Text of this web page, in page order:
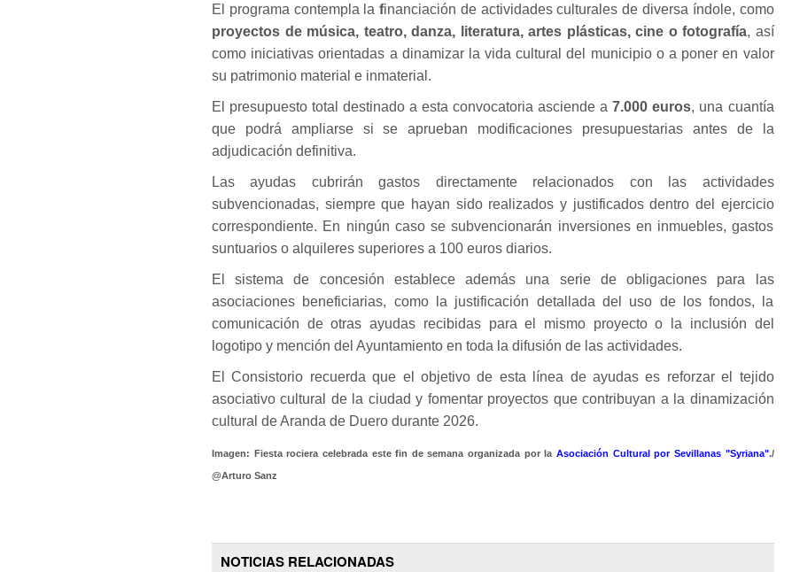
El programa contempla lafinanciación de actividades culturales de diversa índole, como
proyectos de música, teatro, danza, literatura, artes plásticas, cine o fotografía, así
como iniciativas orientadas a dinamizar la vida cultural del municipio o a poner en valor
su patrimonio material e inmaterial.
El presupuesto total destinado a esta convocatoria asciende a7.000 euros, una cuantía
que podrá ampliarse si se aprueban modificaciones presupuestarias antes de la
adjudicación definitiva.
Las ayudas cubrirán gastos directamente relacionados con las actividades
subvencionadas, siempre que hayan sido realizados y justificados dentro del ejercicio
correspondiente. En ningún caso se subvencionarán inversiones en inmuebles, gastos
suntuarios o alquileres superiores a 100 euros diarios.
El sistema de concesión establece además una serie de obligaciones para las
asociaciones beneficiarias, como la justificación detallada del uso de los fondos, la
comunicación de otras ayudas recibidas para el mismo proyecto o la inclusión del
logotipo y mención del Ayuntamiento en toda la difusión de las actividades.
El Consistorio recuerda que el objetivo de esta línea de ayudas es reforzar el tejido
asociativo cultural de la ciudad y fomentar proyectos que contribuyan a la dinamización
cultural de Aranda de Duero durante 2026.
Imagen: Fiesta rociera celebrada este fin de semana organizada por la Asociación Cultural por Sevillanas "Syriana"./
@Arturo Sanz
NOTICIAS RELACIONADAS